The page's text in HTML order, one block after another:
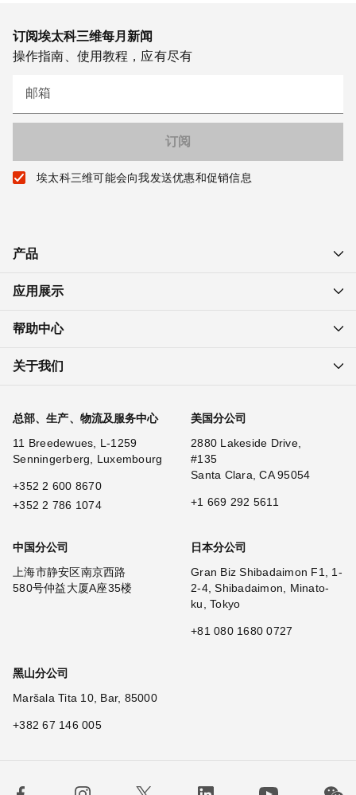
订阅埃太科三维每月新闻
操作指南、使用教程，应有尽有
邮箱
埃太科三维可能会向我发送优惠和促销信息
产品
应用展示
帮助中心
关于我们
总部、生产、物流及服务中心
11 Breedewues, L-1259
Senningerberg, Luxembourg
+352 2 600 8670
+352 2 786 1074
美国分公司
2880 Lakeside Drive,
#135
Santa Clara, CA 95054
+1 669 292 5611
中国分公司
上海市静安区南京西路
580号仲益大厦A座35楼
日本分公司
Gran Biz Shibadaimon F1, 1-
2-4, Shibadaimon, Minato-
ku, Tokyo
+81 080 1680 0727
黑山分公司
Maršala Tita 10, Bar, 85000
+382 67 146 005